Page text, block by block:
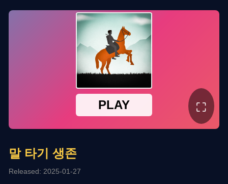
⛶
말 타기 생존
Released: 2025-01-27